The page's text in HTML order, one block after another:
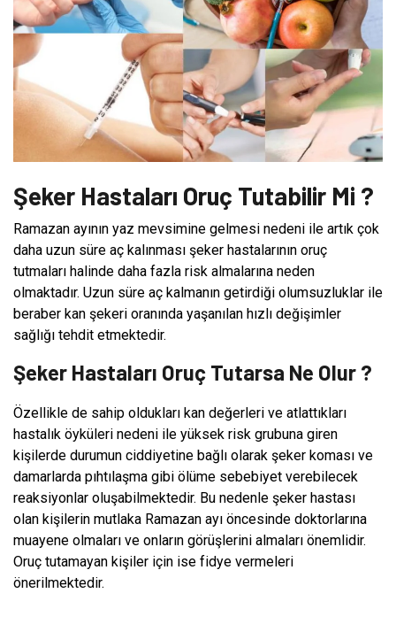
Şeker Hastaları Oruç Tutabilir Mi ?
Ramazan ayının yaz mevsimine gelmesi nedeni ile artık çok
daha uzun süre aç kalınması şeker hastalarının oruç
tutmaları halinde daha fazla risk almalarına neden
olmaktadır. Uzun süre aç kalmanın getirdiği olumsuzluklar ile
beraber kan şekeri oranında yaşanılan hızlı değişimler
sağlığı tehdit etmektedir.
Şeker Hastaları Oruç Tutarsa Ne Olur ?
Özellikle de sahip oldukları kan değerleri ve atlattıkları
hastalık öyküleri nedeni ile yüksek risk grubuna giren
kişilerde durumun ciddiyetine bağlı olarak şeker koması ve
damarlarda pıhtılaşma gibi ölüme sebebiyet verebilecek
reaksiyonlar oluşabilmektedir. Bu nedenle şeker hastası
olan kişilerin mutlaka Ramazan ayı öncesinde doktorlarına
muayene olmaları ve onların görüşlerini almaları önemlidir.
Oruç tutamayan kişiler için ise fidye vermeleri
önerilmektedir.